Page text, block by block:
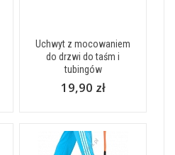
Uchwyt z mocowaniem
do drzwi do taśm i
tubingów
19,90 zł